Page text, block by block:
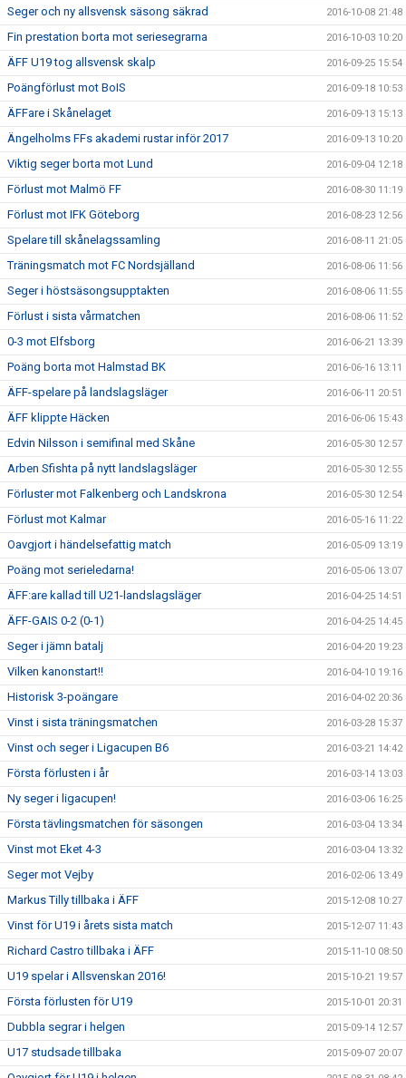
Seger och ny allsvensk säsong säkrad 2016-10-08 21:48
Fin prestation borta mot seriesegrarna 2016-10-03 10:20
ÄFF U19 tog allsvensk skalp 2016-09-25 15:54
Poängförlust mot BoIS 2016-09-18 10:53
ÄFFare i Skånelaget 2016-09-13 15:13
Ängelholms FFs akademi rustar inför 2017 2016-09-13 10:20
Viktig seger borta mot Lund 2016-09-04 12:18
Förlust mot Malmö FF 2016-08-30 11:19
Förlust mot IFK Göteborg 2016-08-23 12:56
Spelare till skånelagssamling 2016-08-11 21:05
Träningsmatch mot FC Nordsjälland 2016-08-06 11:56
Seger i höstsäsongsupptakten 2016-08-06 11:55
Förlust i sista vårmatchen 2016-08-06 11:52
0-3 mot Elfsborg 2016-06-21 13:39
Poäng borta mot Halmstad BK 2016-06-16 13:11
ÄFF-spelare på landslagsläger 2016-06-11 20:51
ÄFF klippte Häcken 2016-06-06 15:43
Edvin Nilsson i semifinal med Skåne 2016-05-30 12:57
Arben Sfishta på nytt landslagsläger 2016-05-30 12:55
Förluster mot Falkenberg och Landskrona 2016-05-30 12:54
Förlust mot Kalmar 2016-05-16 11:22
Oavgjort i händelsefattig match 2016-05-09 13:19
Poäng mot serieledarna! 2016-05-06 13:07
ÄFF:are kallad till U21-landslagsläger 2016-04-25 14:51
ÄFF-GAIS 0-2 (0-1) 2016-04-25 14:45
Seger i jämn batalj 2016-04-20 19:23
Vilken kanonstart!! 2016-04-10 19:16
Historisk 3-poängare 2016-04-02 20:36
Vinst i sista träningsmatchen 2016-03-28 15:37
Vinst och seger i Ligacupen B6 2016-03-21 14:42
Första förlusten i år 2016-03-14 13:03
Ny seger i ligacupen! 2016-03-06 16:25
Första tävlingsmatchen för säsongen 2016-03-04 13:34
Vinst mot Eket 4-3 2016-03-04 13:32
Seger mot Vejby 2016-02-06 13:49
Markus Tilly tillbaka i ÄFF 2015-12-08 10:27
Vinst för U19 i årets sista match 2015-12-07 11:43
Richard Castro tillbaka i ÄFF 2015-11-10 08:50
U19 spelar i Allsvenskan 2016! 2015-10-21 19:57
Första förlusten för U19 2015-10-01 20:31
Dubbla segrar i helgen 2015-09-14 12:57
U17 studsade tillbaka 2015-09-07 20:07